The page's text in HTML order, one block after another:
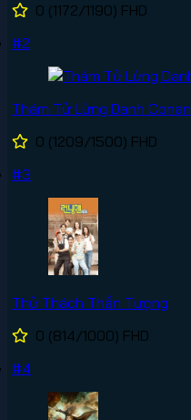
0 (1172/1190) FHD
#2
Thám Tử Lừng Danh Conan
0 (1209/1500) FHD
#3
Thử Thách Thần Tượng
0 (814/1000) FHD
#4